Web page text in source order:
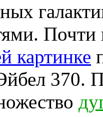
Почти
картинке
370.